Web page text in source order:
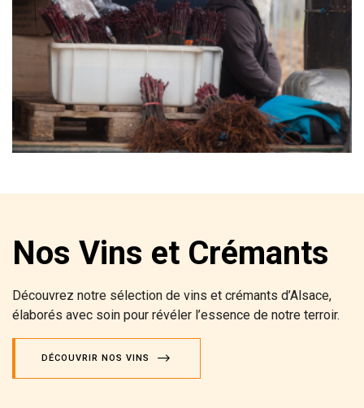
Nos Vins et Crémants
Découvrez notre sélection de vins et crémants d’Alsace,
élaborés avec soin pour révéler l’essence de notre terroir.
DÉCOUVRIR NOS VINS